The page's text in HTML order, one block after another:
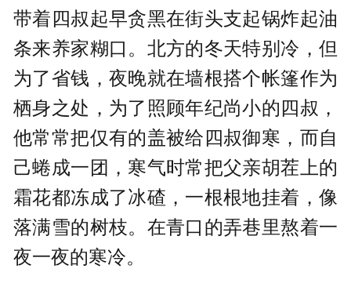
带着四叔起早贪黑在街头支起锅炸起油
条来养家糊口。北方的冬天特别冷，但
为了省钱，夜晚就在墙根搭个帐篷作为
栖身之处，为了照顾年纪尚小的四叔，
他常常把仅有的盖被给四叔御寒，而自
己蜷成一团，寒气时常把父亲胡茬上的
霜花都冻成了冰碴，一根根地挂着，像
落满雪的树枝。在青口的弄巷里熬着一
夜一夜的寒冷。